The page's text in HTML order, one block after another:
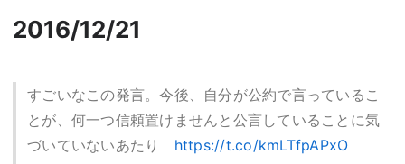
2016/12/21
すごいなこの発言。今後、自分が公約で言っているこ
とが、何一つ信頼置けませんと公言していることに気
づいていないあたり https://t.co/kmLTfpAPxO